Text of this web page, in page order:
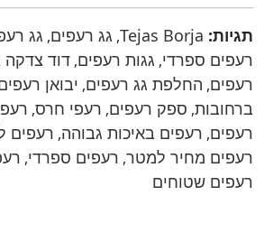
תגיות: Tejas Borja
, גג רעפים, גג
רעפים ספרדי, גגות רעפים, דוד
רעפים, החלפת גג רעפים, יבואן
ברחובות, ספק רעפים, רעפי חרס,
רעפים, רעפים באיכות גבוהה, רעפים
רעפים מחיר למטר, רעפים ספרדי,
רעפים שטוחים